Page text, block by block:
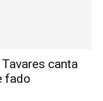
canta
fado